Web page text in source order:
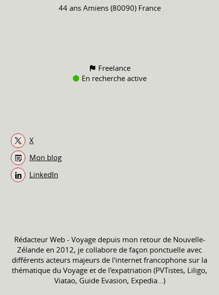
44 ans Amiens (80090) France
Freelance
En recherche active
X
Mon blog
LinkedIn
Rédacteur Web - Voyage depuis mon retour de Nouvelle-
Zélande en 2012, je collabore de façon ponctuelle avec
différents acteurs majeurs de l'internet francophone sur la
thématique du Voyage et de l'expatriation (PVTistes, Liligo,
Viatao, Guide Evasion, Expedia...)